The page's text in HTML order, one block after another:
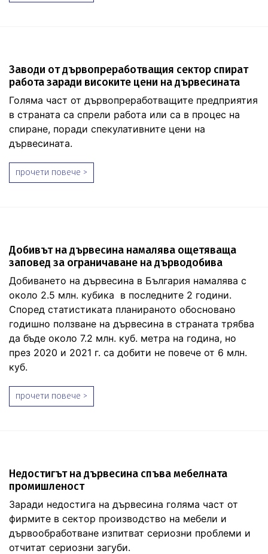
Заводи от дървопреработващия сектор спират
работа заради високите цени на дървесината
Голяма част от дървопреработващите предприятия
в страната са спрели работа или са в процес на
спиране, поради спекулативните цени на
дървесината.
прочети повече >
Добивът на дървесина намалява ощетяваща
заповед за ограничаване на дърводобива
Добиването на дървесина в България намалява с
около 2.5 млн. кубика в последните 2 години.
Според статистиката планираното обосновано
годишно ползване на дървесина в страната трябва
да бъде около 7.2 млн. куб. метра на година, но
през 2020 и 2021 г. са добити не повече от 6 млн.
куб.
прочети повече >
Недостигът на дървесина спъва мебелната
промишленост
Заради недостига на дървесина голяма част от
фирмите в сектор производство на мебели и
дървообработване изпитват сериозни проблеми и
отчитат сериозни загуби.